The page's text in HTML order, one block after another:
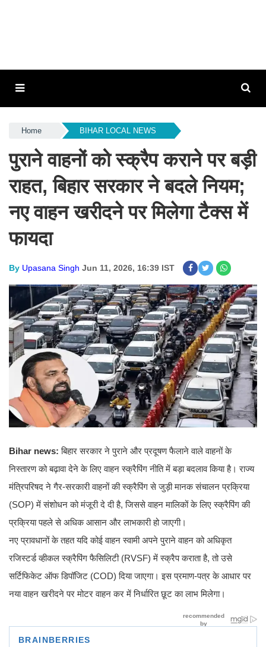
Home BIHAR LOCAL NEWS
पुराने वाहनों को स्क्रैप कराने पर बड़ी
राहत, बिहार सरकार ने बदले नियम;
नए वाहन खरीदने पर मिलेगा टैक्स में
फायदा
By Upasana Singh Jun 11, 2026, 16:39 IST
Bihar news:बिहार सरकार ने पुराने और प्रदूषण फैलाने वाले वाहनों के
निस्तारण को बढ़ावा देने के लिए वाहन स्क्रैपिंग नीति में बड़ा बदलाव किया है। राज्य
मंत्रिपरिषद ने गैर-सरकारी वाहनों की स्क्रैपिंग से जुड़ी मानक संचालन प्रक्रिया
(SOP) में संशोधन को मंजूरी दे दी है, जिससे वाहन मालिकों के लिए स्क्रैपिंग की
प्रक्रिया पहले से अधिक आसान और लाभकारी हो जाएगी।
नए प्रावधानों के तहत यदि कोई वाहन स्वामी अपने पुराने वाहन को अधिकृत
रजिस्टर्ड व्हीकल स्क्रैपिंग फैसिलिटी (RVSF) में स्क्रैप कराता है, तो उसे
सर्टिफिकेट ऑफ डिपॉजिट (COD) दिया जाएगा। इस प्रमाण-पत्र के आधार पर
नया वाहन खरीदने पर मोटर वाहन कर में निर्धारित छूट का लाभ मिलेगा।